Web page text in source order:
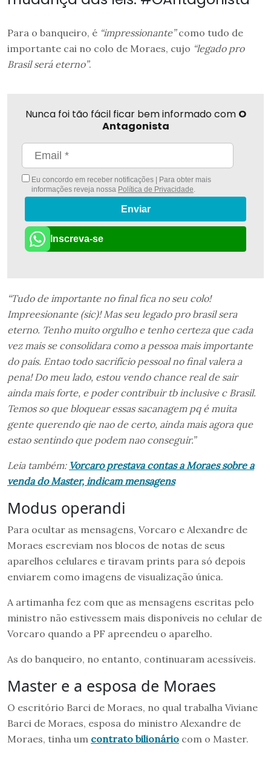
Para o banqueiro, é “impressionante”como tudo de
importante cai no colo de Moraes, cujo “legado pro
Brasil será eterno”.
Nunca foi tão fácil ficar bem informado com O
Antagonista
Eu concordo em receber notificações | Para obter mais
informações reveja nossa Política de Privacidade.
Enviar
Inscreva-se
“Tudo de importante no final fica no seu colo!
Impreesionante (sic)! Mas seu legado pro brasil sera
eterno. Tenho muito orgulho e tenho certeza que cada
vez mais se consolidara como a pessoa mais importante
do país. Entao todo sacrifício pessoal no final valera a
pena! Do meu lado, estou vendo chance real de sair
ainda mais forte, e poder contribuir tb inclusive c Brasil.
Temos so que bloquear essas sacanagem pq é muita
gente querendo qie nao de certo, ainda mais agora que
estao sentindo que podem nao conseguir.”
Leia também: Vorcaro prestava contas a Moraes sobre a
venda do Master, indicam mensagens
Modus operandi
Para ocultar as mensagens, Vorcaro e Alexandre de
Moraes escreviam nos blocos de notas de seus
aparelhos celulares e tiravam prints para só depois
enviarem como imagens de visualização única.
A artimanha fez com que as mensagens escritas pelo
ministro não estivessem mais disponíveis no celular de
Vorcaro quando a PF apreendeu o aparelho.
As do banqueiro, no entanto, continuaram acessíveis.
Master e a esposa de Moraes
O escritório Barci de Moraes, no qual trabalha Viviane
Barci de Moraes, esposa do ministro Alexandre de
Moraes, tinha um contrato bilionário com o Master.